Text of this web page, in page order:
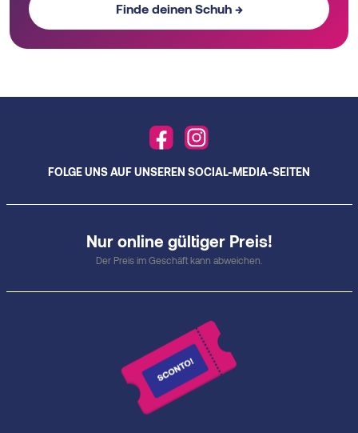
Finde deinen Schuh →
Nur online gültiger Preis!
Der Preis im Geschäft kann abweichen.
FOLGE UNS AUF UNSEREN SOCIAL-MEDIA-SEITEN